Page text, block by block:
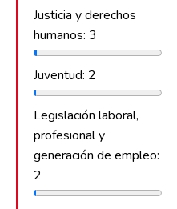
Justicia y derechos
humanos: 3
Juventud: 2
Legislación laboral,
profesional y
generación de empleo:
2